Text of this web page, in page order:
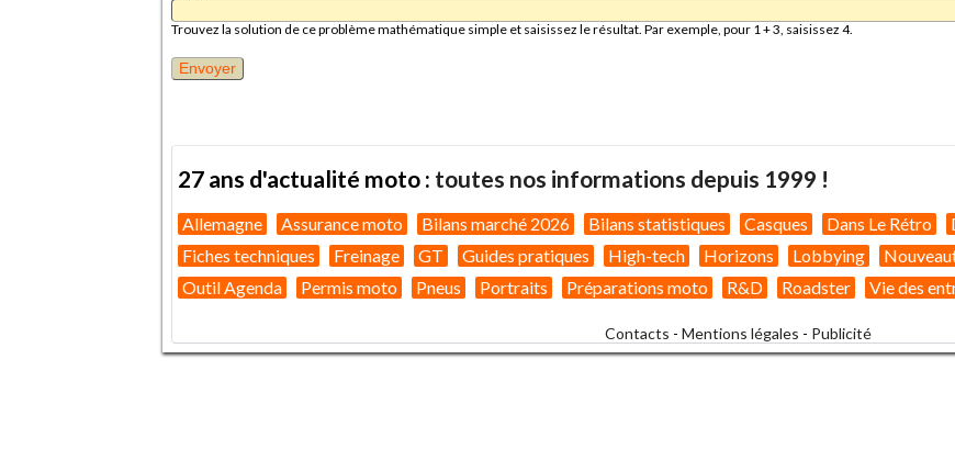
Trouvez la solution de ce problème mathématique simple et saisissez le résultat. Par exemple, pour 1 + 3, saisissez 4.
27 ans d'actualité moto : toutes nos informations depuis 1999 !
Allemagne Assurance moto Bilans marché 2026 Bilans statistiques Casques Dans Le Rétro
Fiches techniques
Freinage GT Guides pratiques High-tech Horizons Lobbying
Outil Agenda
Permis moto Pneus Portraits Préparations moto R&D Roadster Vie des
Contacts - Mentions légales - Publicité